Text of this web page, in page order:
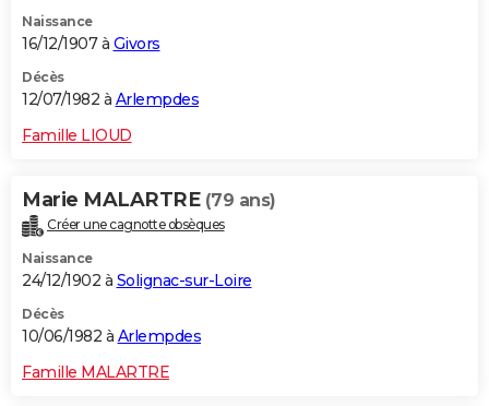
Naissance
16/12/1907 à Givors
Décès
12/07/1982 à Arlempdes
Famille LIOUD
Marie MALARTRE (79 ans)
Créer une cagnotte obsèques
Naissance
24/12/1902 à Solignac-sur-Loire
Décès
10/06/1982 à Arlempdes
Famille MALARTRE